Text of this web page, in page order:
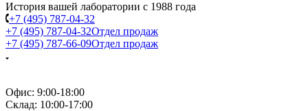
История вашей лаборатории с 1988 года
+7 (495) 787-04-32
+7 (495) 787-04-32Отдел продаж
+7 (495) 787-66-09Отдел продаж
Офис: 9:00-18:00
Склад: 10:00-17:00